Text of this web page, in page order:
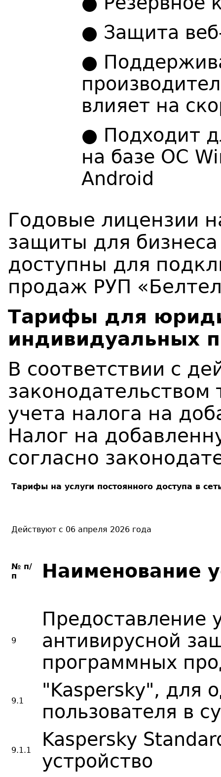
● Защита
●
влияет на
● Подходит
на базе ОС
Android
Годовые лицензии
защиты для бизнеса
доступны для
продаж РУП
Тарифы для
индивидуальных
В соответствии с
учета налога на
Налог на
согласно
Тарифы на услуги постоянного доступа в
Действуют с 06 апреля 2026 года
№ п/
п
Наименование
9
Предоставление
антивирусной
программных
9.1
"Kaspersky", для
пользователя в
9.1.1
Kaspersky
устройство